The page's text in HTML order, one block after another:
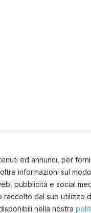
ed annunci, per
informazioni sul
pubblicità e social
dal suo utilizzo
nella nostra